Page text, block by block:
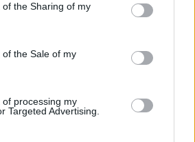
the Sharing of my
the Sale of my
processing my
Targeted Advertising.
έχετε εντάξει σε όλες σας τις
να εντάξετε κάπως και την
όπως η μέτρηση και η
μας δίνουν τη δυνατότητα να